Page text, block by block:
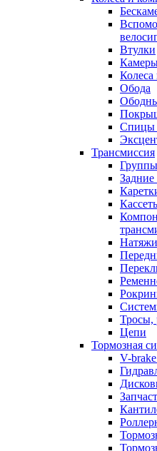
Втулки
Колеса
Обода
Спицы
Трансмиссия
Задние
Тросы,
Цепи
Тормозная
V-